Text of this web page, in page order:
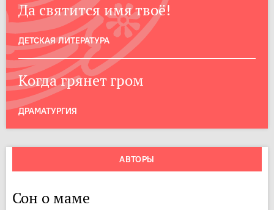
Да святится имя твоё!
ДЕТСКАЯ ЛИТЕРАТУРА
Когда грянет гром
ДРАМАТУРГИЯ
АВТОРЫ
Сон о маме